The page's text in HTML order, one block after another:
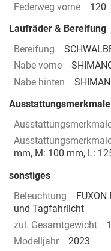
Federweg vorne
120
Laufräder & Bereifung
Bereifung
Nabe vorne
Nabe hinten
Ausstattungsmerkmale
mm, M: 100 mm, L:
sonstiges
Beleuchtung
FUXON
und Tagfahrlicht
zul. Gesamtgewicht
Modelljahr
2023